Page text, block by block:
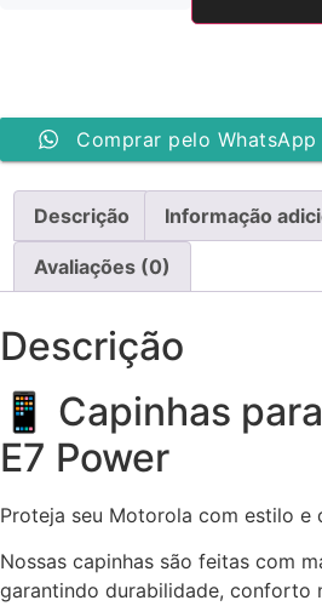
Comprar pelo WhatsApp
Descrição Informação
Avaliações (0)
Descrição
📱 Capinhas
E7 Power
Proteja seu Motorola com estilo e
Nossas capinhas são feitas com
garantindo durabilidade, conforto